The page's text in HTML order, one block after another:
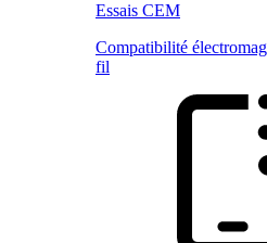
Essais CEM
Compatibilité
fil